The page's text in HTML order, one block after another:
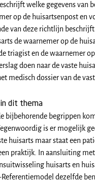
welke gegevens van
op de huisartsenpost en
van deze richtlijn
de waarnemer op de
triagist en de waarnemer
doen naar de vaste
medisch dossier van de
in dit thema
bijbehorende begrippen
is er mogelijk
huisarts maar staat een
praktijk. In aansluiting
huisarts en
dezelfde